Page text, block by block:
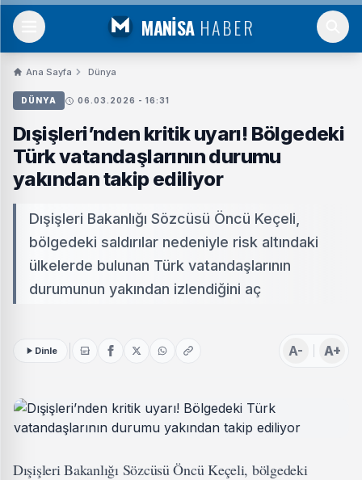
MANİSA HABER
Ana Sayfa Dünya
DÜNYA 06.03.2026 - 16:31
Dışişleri’nden kritik uyarı! Bölgedeki
Türk vatandaşlarının durumu
yakından takip ediliyor
Dışişleri Bakanlığı Sözcüsü Öncü Keçeli,
bölgedeki saldırılar nedeniyle risk altındaki
ülkelerde bulunan Türk vatandaşlarının
durumunun yakından izlendiğini aç
Dinle A- A+
Dışişleri Bakanlığı Sözcüsü Öncü Keçeli, bölgedeki